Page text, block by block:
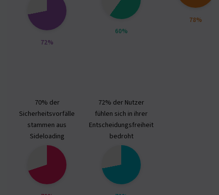
72%
60%
78%
70% der
Sicherheitsvorfälle
stammen aus
Sideloading
72% der Nutzer
fühlen sich in ihrer
Entscheidungsfreiheit
bedroht